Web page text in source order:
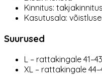
Kinnitus:
Kasutusala:
Suurused
L – rattakingale 41–43
XL – rattakingale